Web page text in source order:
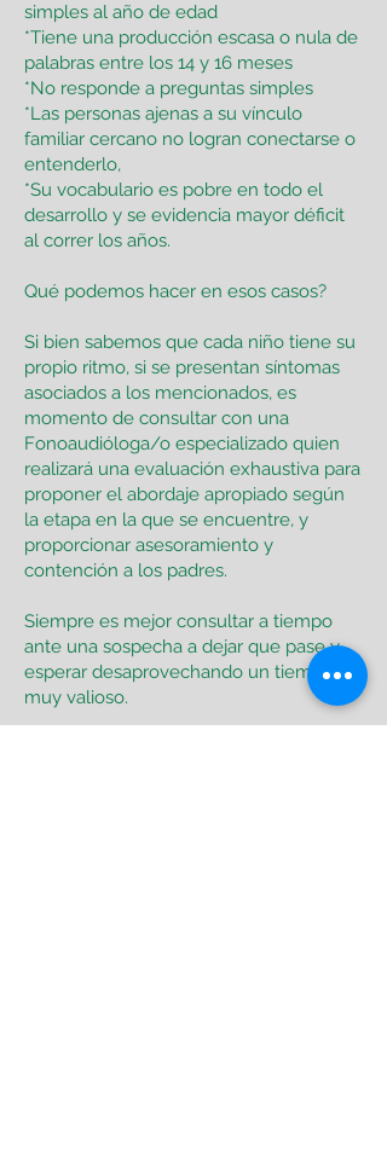
simples al año de edad
*Tiene una producción escasa o nula de
palabras entre los 14 y 16 meses
*No responde a preguntas simples
*Las personas ajenas a su vínculo
familiar cercano no logran conectarse o
entenderlo,
*Su vocabulario es pobre en todo el
desarrollo y se evidencia mayor déficit
al correr los años.
Qué podemos hacer en esos casos?
Si bien sabemos que cada niño tiene su
propio ritmo, si se presentan síntomas
asociados a los mencionados, es
momento de consultar con una
Fonoaudióloga/o especializado quien
realizará una evaluación exhaustiva para
proponer el abordaje apropiado según
la etapa en la que se encuentre, y
proporcionar asesoramiento y
contención a los padres.
Siempre es mejor consultar a tiempo
ante una sospecha a dejar que pase y
esperar desaprovechando un tiempo
muy valioso.